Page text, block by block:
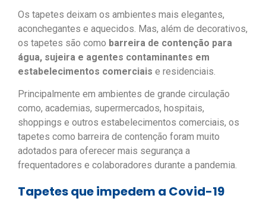
Os tapetes deixam os ambientes mais elegantes,
aconchegantes e aquecidos. Mas, além de decorativos,
os tapetes são como barreira de contenção para
água, sujeira e agentes contaminantes em
estabelecimentos comerciais e residenciais.
Principalmente em ambientes de grande circulação
como, academias, supermercados, hospitais,
shoppings e outros estabelecimentos comerciais, os
tapetes como barreira de contenção foram muito
adotados para oferecer mais segurança a
frequentadores e colaboradores durante a pandemia.
Tapetes que impedem a Covid-19